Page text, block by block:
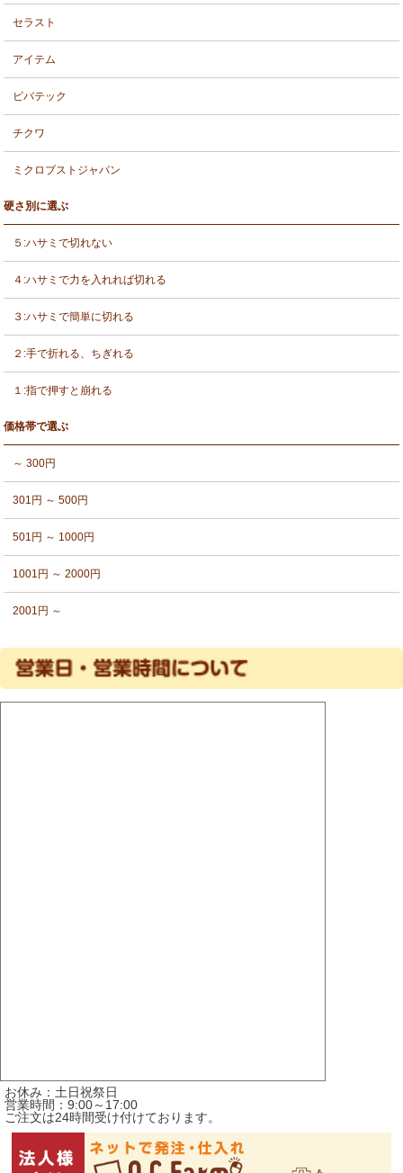
セラスト
アイテム
ビバテック
チクワ
ミクロブストジャパン
硬さ別に選ぶ
５:ハサミで切れない
４:ハサミで力を入れれば切れる
３:ハサミで簡単に切れる
２:手で折れる、ちぎれる
１:指で押すと崩れる
価格帯で選ぶ
～ 300円
301円 ～ 500円
501円 ～ 1000円
1001円 ～ 2000円
2001円 ～
お休み：土日祝祭日
営業時間：9:00～17:00
ご注文は24時間受け付けております。